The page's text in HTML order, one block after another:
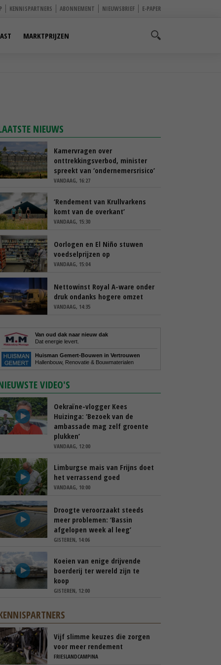
KENNISPARTNERS ABONNEMENT NIEUWSBRIEF E-PAPER
MARKTPRIJZEN
NIEUWS
Kamervragen over
onttrekkingsverbod, minister
spreekt van ‘ondernemersrisico’
VANDAAG, 16:27
‘Rendement van Krullvarkens
komt van de overkant’
VANDAAG, 15:30
Oorlogen en El Niño stuwen
voedselprijzen op
VANDAAG, 15:04
Nettowinst Royal A-ware onder
druk ondanks hogere omzet
VANDAAG, 14:35
Van oud dak naar nieuw dak
Dat energie levert.
Huisman Gemert-Bouwen in Vertrouwen
Hallenbouw, Renovatie & Bouwmaterialen
VIDEO'S
Oekraïne-vlogger Kees
Huizinga: ‘Bezoek van de
ambassade mag zelf groente
plukken’
VANDAAG, 12:00
Limburgse mais van Frijns doet
het verrassend goed
VANDAAG, 10:00
Droogte veroorzaakt steeds
meer problemen: ‘Bassin
afgelopen week al leeg’
GISTEREN, 14:06
Koeien van enige drijvende
boerderij ter wereld zijn te
koop
GISTEREN, 12:00
Vijf slimme keuzes die zorgen
voor meer rendement
FRIESLANDCAMPINA